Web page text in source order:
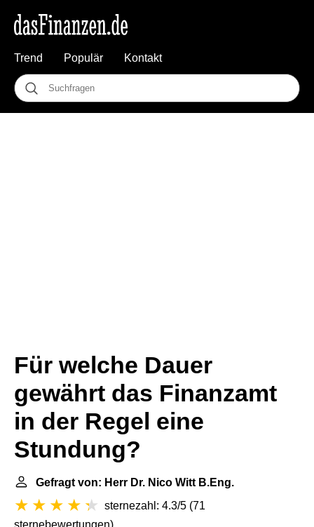
Trend Populär Kontakt
Für welche Dauer
gewährt das Finanzamt
in der Regel eine
Stundung?
Gefragt von: Herr Dr. Nico Witt B.Eng.
sternezahl: 4.3/5 (71
sternebewertungen)